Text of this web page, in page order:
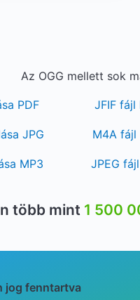
Az OGG mellett sok
PDF JFIF fájl
JPG M4A fájl
MP3 JPEG
több mint 1 500
jog fenntartva